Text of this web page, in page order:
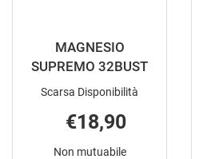
MAGNESIO
SUPREMO 32BUST
Scarsa Disponibilità
€18,90
Non mutuabile